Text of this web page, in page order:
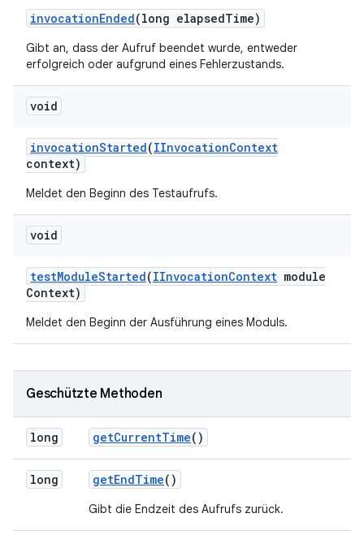
invocationEnded(long elapsedTime)
Gibt an, dass der Aufruf beendet wurde, entweder
erfolgreich oder aufgrund eines Fehlerzustands.
void
invocationStarted(IInvocationContext
context)
Meldet den Beginn des Testaufrufs.
void
testModuleStarted(IInvocationContext module
Context)
Meldet den Beginn der Ausführung eines Moduls.
Geschützte Methoden
long getCurrentTime()
long getEndTime()
Gibt die Endzeit des Aufrufs zurück.